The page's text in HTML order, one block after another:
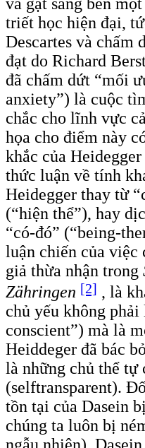
triết học hiện đại,
Descartes và chấm
đạt do Richard
đã chấm dứt “mối
anxiety”) là cuộc
chắc cho lĩnh vực
họa cho điểm này
khắc của
thức luận về tính
Heidegger thay từ
(“hiện thể”), hay
“có-đó” (“being-
luận chiến của việc
giả thừa nhận trong
Zähringen [2] , là
chủ yếu không
conscient”) mà là
Heiddeger đã bác
là những chủ thể tự
(selftransparent).
tồn tại của Dasein
chúng ta luôn bị